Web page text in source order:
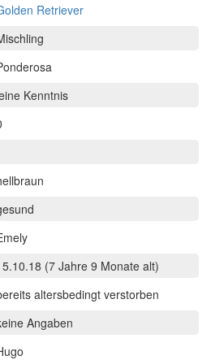
Retriever
Kenntnis
(7 Jahre 9 Monate alt)
altersbedingt verstorben
Angaben